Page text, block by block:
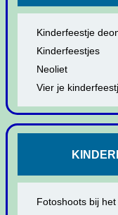
Kinderfeestje
Kinderfeestjes
Neoliet
Vier je
Fotoshoots bij